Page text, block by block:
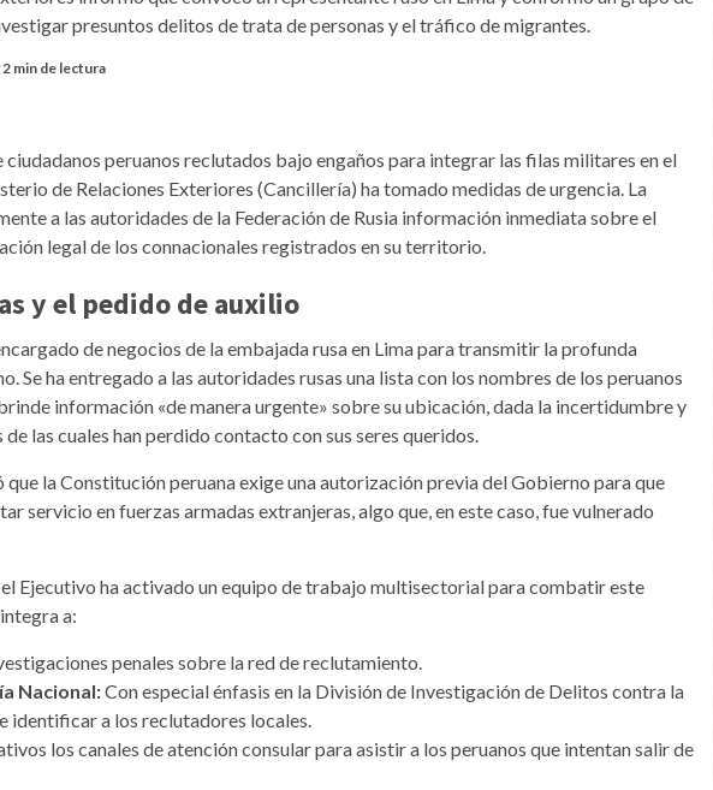
presuntos delitos de trata de personas y el tráfico de migrantes.
2 min de lectura
peruanos reclutados bajo engaños para integrar las filas militares en el
de Relaciones Exteriores (Cancillería) ha tomado medidas de urgencia. La
a las autoridades de la Federación de Rusia información inmediata sobre el
legal de los connacionales registrados en su territorio.
y el pedido de auxilio
de negocios de la embajada rusa en Lima para transmitir la profunda
Se ha entregado a las autoridades rusas una lista con los nombres de los peruanos
información «de manera urgente» sobre su ubicación, dada la incertidumbre y
las cuales han perdido contacto con sus seres queridos.
la Constitución peruana exige una autorización previa del Gobierno para que
servicio en fuerzas armadas extranjeras, algo que, en este caso, fue vulnerado
Ejecutivo ha activado un equipo de trabajo multisectorial para combatir este
a:
penales sobre la red de reclutamiento.
Nacional:Con especial énfasis en la División de Investigación de Delitos contra la
identificar a los reclutadores locales.
los canales de atención consular para asistir a los peruanos que intentan salir de